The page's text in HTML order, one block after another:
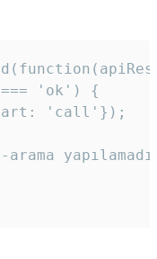
'ok') {
'call'});
arama